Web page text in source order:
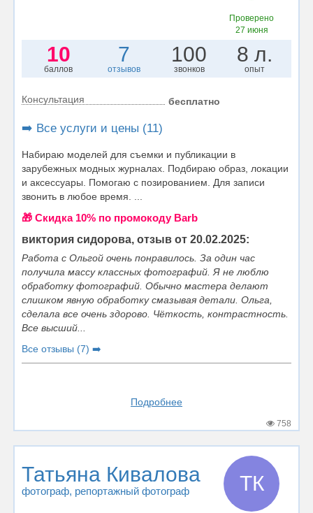
Проверено
27 июня
10
баллов
7
отзывов
100
звонков
8 л.
опыт
Консультация бесплатно
➡️ Все услуги и цены (11)
Набираю моделей для съемки и публикации в
зарубежных модных журналах. Подбираю образ, локации
и аксессуары. Помогаю с позированием. Для записи
звонить в любое время. ...
🎁 Cкидка 10% по промокоду Barb
виктория сидорова, отзыв от 20.02.2025:
Работа с Ольгой очень понравилось. За один час
получила массу классных фотографий. Я не люблю
обработку фотографий. Обычно мастера делают
слишком явную обработку смазывая детали. Ольга,
сделала все очень здорово. Чёткость, контрастность.
Все высший...
Все отзывы (7) ➡️
Подробнее
758
Татьяна Кивалова
фотограф, репортажный фотограф ТК